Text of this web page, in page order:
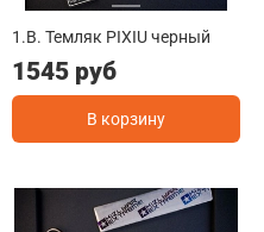
1.B. Темляк PIXIU черный
1545 руб
В корзину